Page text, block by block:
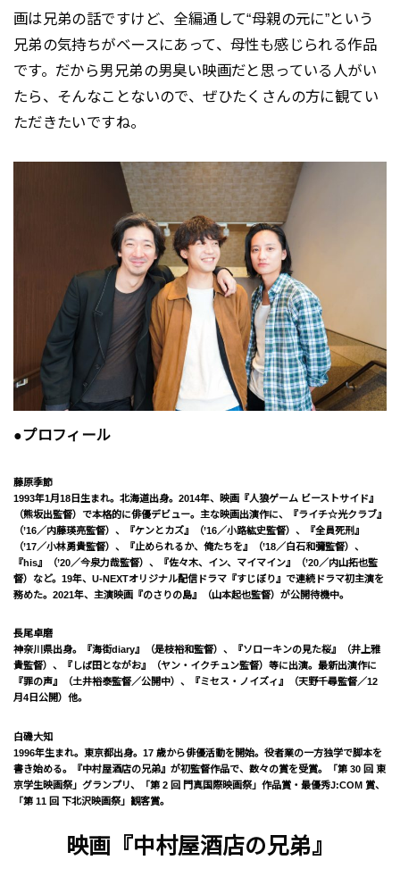
画は兄弟の話ですけど、全編通して“母親の元に”という
兄弟の気持ちがベースにあって、母性も感じられる作品
です。だから男兄弟の男臭い映画だと思っている人がい
たら、そんなことないので、ぜひたくさんの方に観てい
ただきたいですね。
●プロフィール
藤原季節
1993年1月18日生まれ。北海道出身。2014年、映画『人狼ゲーム ビーストサイド』
（熊坂出監督）で本格的に俳優デビュー。主な映画出演作に、『ライチ☆光クラブ』
（’16／内藤瑛亮監督）、『ケンとカズ』（’16／小路紘史監督）、『全員死刑』
（’17／小林勇貴監督）、『止められるか、俺たちを』（’18／白石和彌監督）、
『his』（’20／今泉力哉監督）、『佐々木、イン、マイマイン』（’20／内山拓也監
督）など。19年、U-NEXTオリジナル配信ドラマ『すじぼり』で連続ドラマ初主演を
務めた。2021年、主演映画『のさりの島』（山本起也監督）が公開待機中。
長尾卓磨
神奈川県出身。『海街diary』（是枝裕和監督）、『ソローキンの見た桜』（井上雅
貴監督）、『しば田とながお』（ヤン・イクチュン監督）等に出演。最新出演作に
『罪の声』（土井裕泰監督／公開中）、『ミセス・ノイズィ』（天野千尋監督／12
月4日公開）他。
白磯大知
1996年生まれ。東京都出身。17 歳から俳優活動を開始。役者業の一方独学で脚本を
書き始める。『中村屋酒店の兄弟』が初監督作品で、数々の賞を受賞。「第 30 回 東
京学生映画祭」グランプリ、「第 2 回 門真国際映画祭」作品賞・最優秀J:COM 賞、
「第 11 回 下北沢映画祭」観客賞。
映画『中村屋酒店の兄弟』